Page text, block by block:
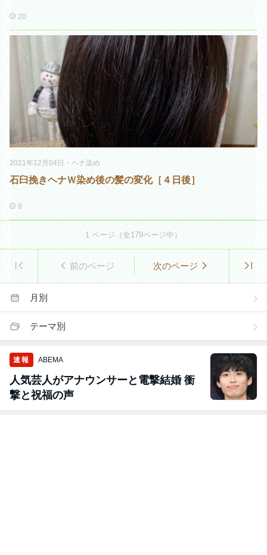
20
2021年12月04日 ・ ヘナ染め
石臼挽きヘナＷ染め後の髪の変化［４日後］
9
1 ページ（全179ページ中）
前のページ 次のページ
月別
テーマ別
速報 ABEMA
人気芸人がアナウンサーと電撃結婚 衝
撃と祝福の声